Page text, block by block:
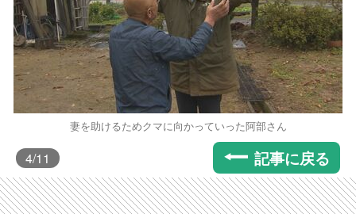
妻を助けるためクマに向かっていった阿部さん
4/11 記事に戻る